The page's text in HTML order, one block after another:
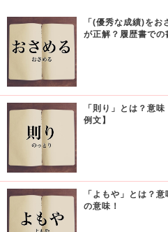
「(優秀な成績)を
が正解？履歴書での
「則り」とは？意
例文】
「よもや」とは？
の意味！